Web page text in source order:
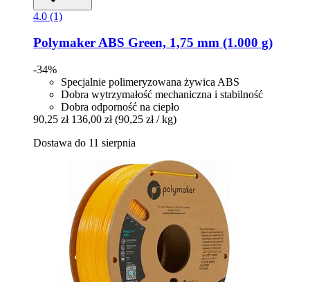
4.0 (1)
PolymakerABS Green, 1,75 mm (1.000 g)
-34%
Specjalnie polimeryzowana żywica ABS
Dobra wytrzymałość mechaniczna i stabilność
Dobra odporność na ciepło
90,25 zł 136,00 zł (90,25 zł / kg)
Dostawa do 11 sierpnia